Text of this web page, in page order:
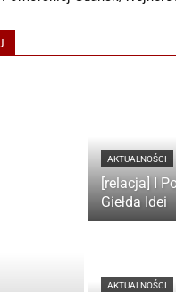
AKTUALNOŚCI
[relacja] I
Giełda Idei
AKTUALNOŚCI